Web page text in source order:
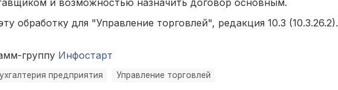
обработку для "Управление торговлей", редакция 10.3 (10.3.26.2).
группу Инфостарт
предприятия Управление торговлей